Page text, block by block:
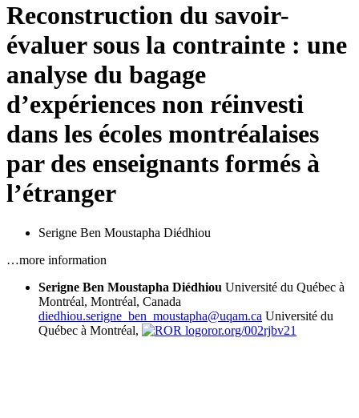
Reconstruction du savoir-
évaluer sous la contrainte : une
analyse du bagage
d’expériences non réinvesti
dans les écoles montréalaises
par des enseignants formés à
l’étranger
Serigne Ben Moustapha Diédhiou
…more information
Serigne Ben Moustapha Diédhiou Université du Québec à
Montréal, Montréal, Canada
diedhiou.serigne_ben_moustapha@uqam.ca Université du
Québec à Montréal,
ror.org/002rjbv21